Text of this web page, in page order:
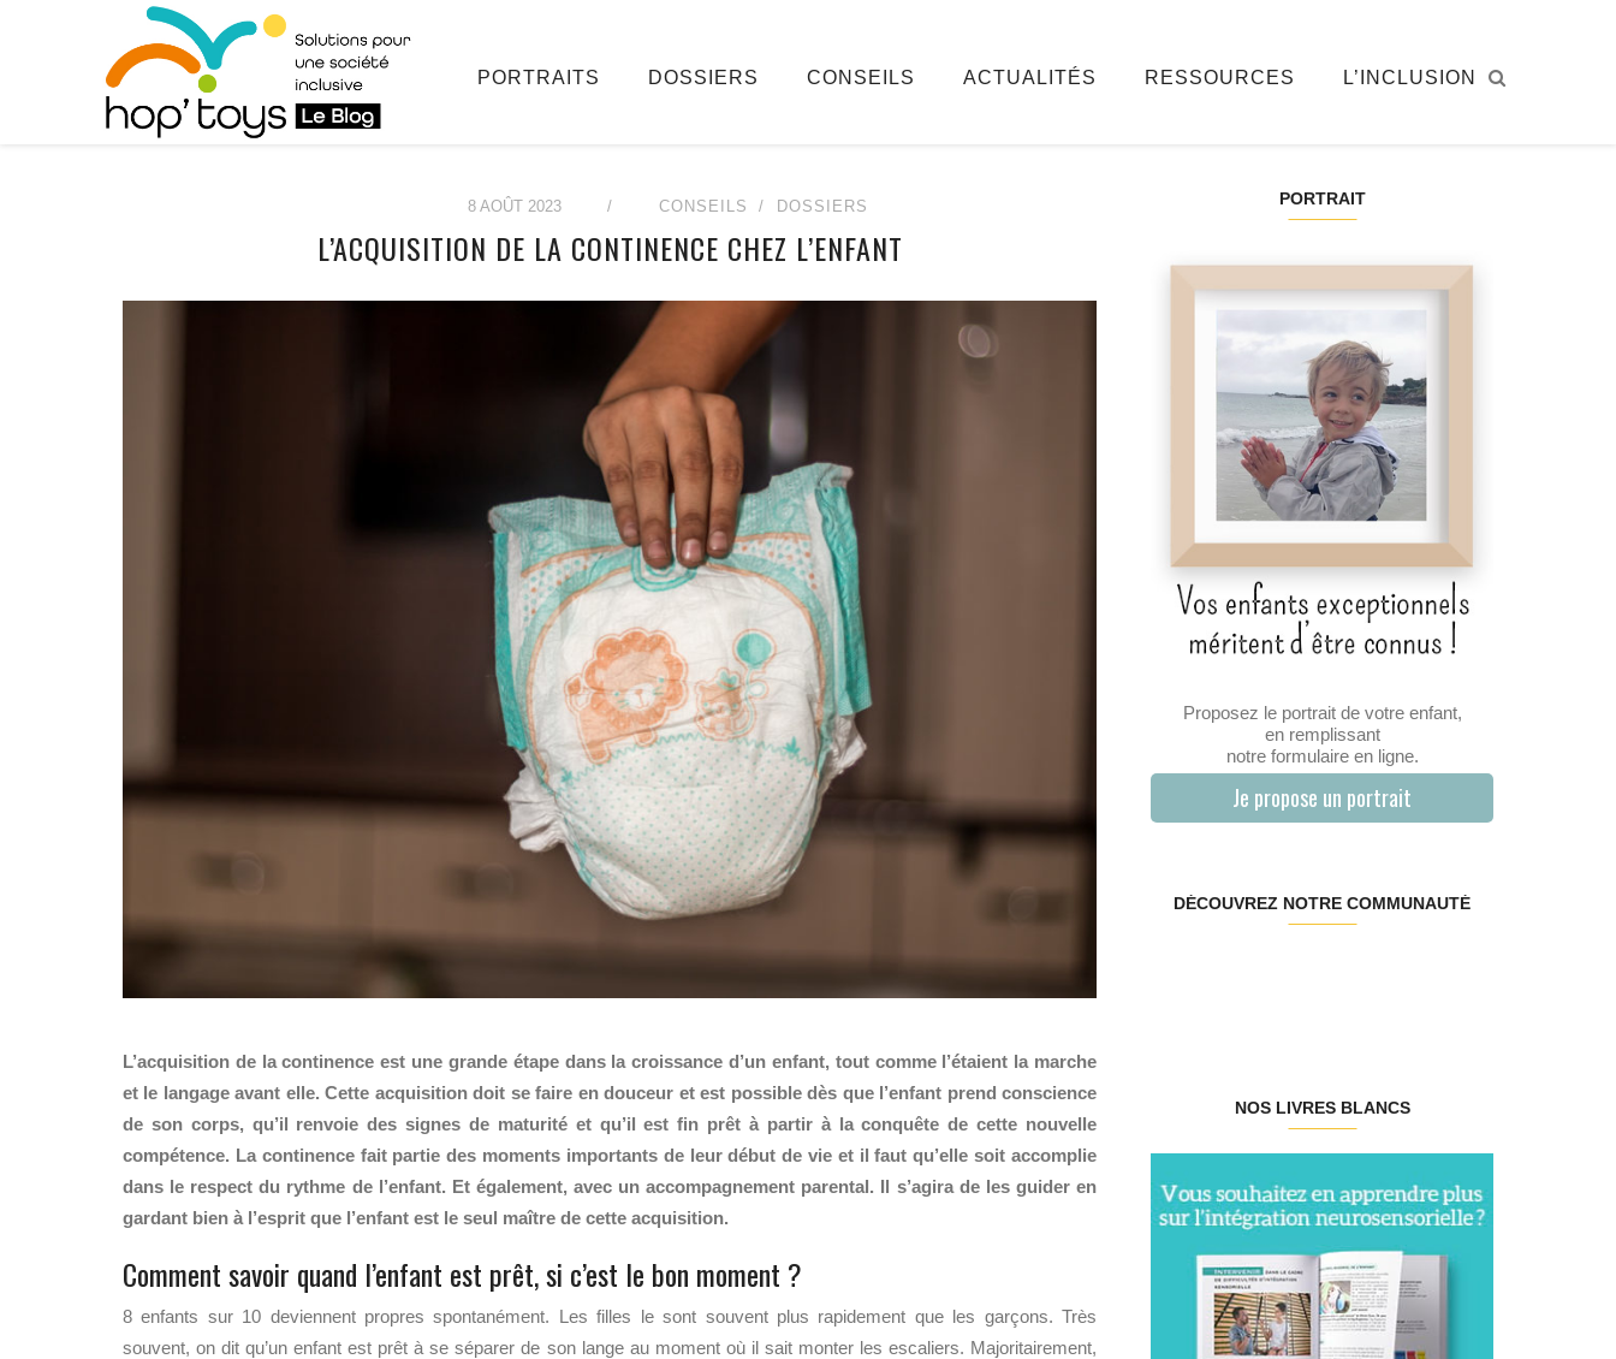
PORTRAITS DOSSIERS CONSEILS ACTUALITÉS RESSOURCES L’INCLUSION
8 AOÛT 2023 / CONSEILS DOSSIERS
L’ACQUISITION DE LA CONTINENCE CHEZ L’ENFANT
L’acquisition de la continence est une grande étape dans la croissance d’un enfant, tout comme l’étaient la marche
et le langage avant elle. Cette acquisition doit se faire en douceur et est possible dès que l’enfant prend conscience
de son corps, qu’il renvoie des signes de maturité et qu’il est fin prêt à partir à la conquête de cette nouvelle
compétence. La continence fait partie des moments importants de leur début de vie et il faut qu’elle soit accomplie
dans le respect du rythme de l’enfant. Et également, avec un accompagnement parental. Il s’agira de les guider en
gardant bien à l’esprit que l’enfant est le seul maître de cette acquisition.
Comment savoir quand l’enfant est prêt, si c’est le bon moment ?
8 enfants sur 10 deviennent propres spontanément. Les filles le sont souvent plus rapidement que les garçons. Très
souvent, on dit qu’un enfant est prêt à se séparer de son lange au moment où il sait monter les escaliers. Majoritairement,
PORTRAIT
Proposez le portrait de votre enfant,
en remplissant
notre formulaire en ligne.
Je propose un portrait
DÉCOUVREZ NOTRE COMMUNAUTÉ
NOS LIVRES BLANCS